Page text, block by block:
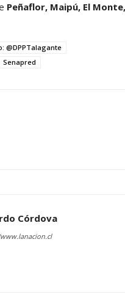
Peñaflor, Maipú, El
@DPPTalagante
Senapred
Córdova